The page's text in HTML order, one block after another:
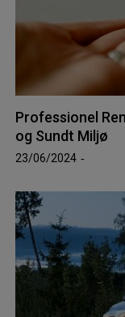
Professionel
og Sundt Miljø
23/06/2024